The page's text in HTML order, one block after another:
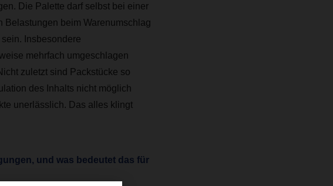
Die Palette darf selbst bei einer
beim Warenumschlag
Insbesondere
mehrfach umgeschlagen
zuletzt sind Packstücke so
des Inhalts nicht möglich
unerlässlich. Das alles klingt
und was bedeutet das für